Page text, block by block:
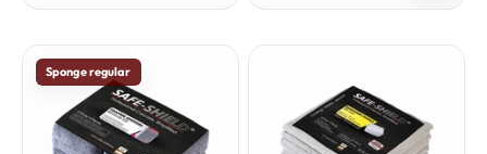
Sponge regular